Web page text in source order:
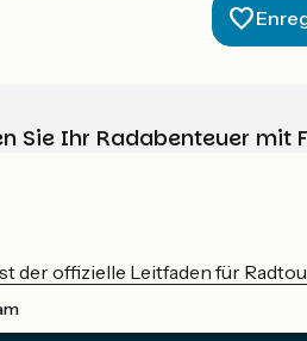
Sie Ihr Radabenteuer mit
der offizielle Leitfaden für